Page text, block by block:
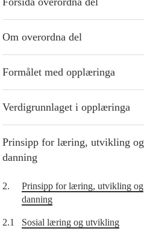
Om overordna del
Formålet med opplæringa
Verdigrunnlaget i opplæringa
Prinsipp for læring, utvikling og
danning
2.
Prinsipp for læring, utvikling og
danning
2.1 Sosial læring og utvikling